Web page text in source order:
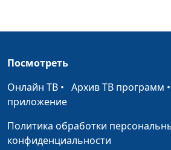
стать ответственным
Как родители могут
подростка?
тренер
Посмотреть
Онлайн ТВ • Архив ТВ программ •
приложение
Политика обработки
конфиденциальности